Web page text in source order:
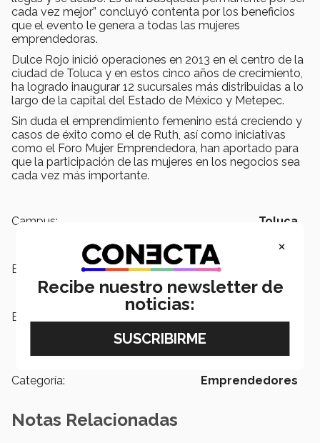
cada vez mejor” concluyó contenta por los beneficios
que el evento le genera a todas las mujeres
emprendedoras.
Dulce Rojo inició operaciones en 2013 en el centro de la
ciudad de Toluca y en estos cinco años de crecimiento,
ha logrado inaugurar 12 sucursales más distribuidas a lo
largo de la capital del Estado de México y Metepec.
Sin duda el emprendimiento femenino está creciendo y
casos de éxito como el de Ruth, así como iniciativas
como el Foro Mujer Emprendedora, han aportado para
que la participación de las mujeres en los negocios sea
cada vez más importante.
Campus: Toluca
Escuelas:
Etiquetas:
de Negocios, empoderamiento
Categoría: Emprendedores
Notas Relacionadas
×
Recibe nuestro newsletter de
noticias: